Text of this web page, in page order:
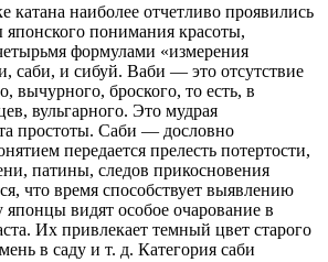
наиболее отчетливо проявились
понимания красоты,
формулами «измерения
саби, и сибуй. Ваби — это отсутствие
вычурного, броского, то есть, в
вульгарного. Это мудрая
простоты. Саби — дословно
передается прелесть потертости,
патины, следов прикосновения
что время способствует выявлению
видят особое очарование в
Их привлекает темный цвет старого
в саду и т. д. Категория саби